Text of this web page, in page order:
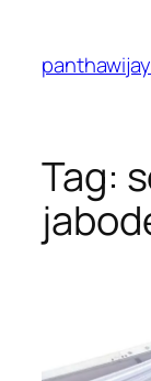
konten
Tag: